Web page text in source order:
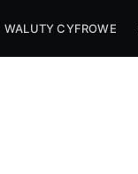
WALUTY CYFROWE